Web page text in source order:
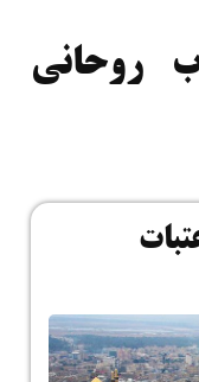
روحانی